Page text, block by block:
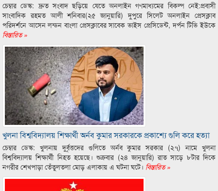
চেম্বার ডেস্ক: দ্রুত সংবাদ ছড়িয়ে যেতে অনলাইন গণমাধ্যমের বিকল্প নেই:প্রবাসী
সাংবাদিক রহমত আলী শনিবার(২৫ জানুয়ারি) দুপুরে সিলেট অনলাইন প্রেসক্লাব
পরিদর্শনে আসেন লন্ডন বাংলা প্রেসক্লাবের সাবেক ভাইস প্রেসিডেন্ট, দর্পন টিভি ইউকে
বিস্তারিত »
খুলনা বিশ্ববিদ্যালয় শিক্ষার্থী অর্নব কুমার সরকারকে প্রকাশ্যে গুলি করে হত্যা
চেম্বার ডেস্ক: খুলনায় দুর্বৃত্তদের গুলিতে অর্নব কুমার সরকার (২৭) নামে খুলনা
বিশ্ববিদ্যালয় শিক্ষার্থী নিহত হয়েছে। শুক্রবার (২৪ জানুয়ারি) রাত সাড়ে ৮টার দিকে
নগরীর শেখপাড়া তেঁতুলতলা মোড় এলাকায় এ ঘটনা ঘটে। বিস্তারিত »